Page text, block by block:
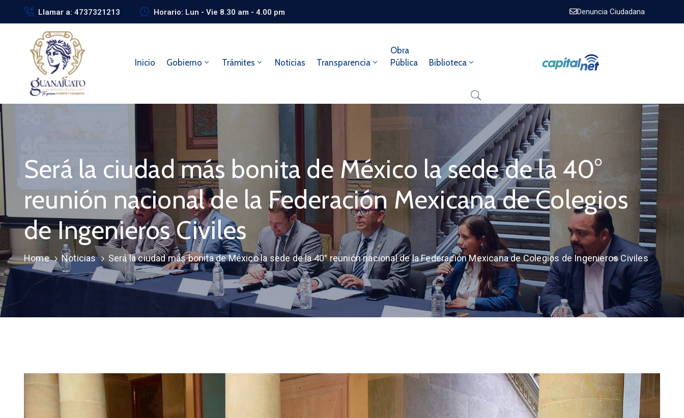
Llamar a: 4737321213 Horario: Lun - Vie 8.30 am - 4.00 pm Denuncia Ciudadana
Inicio Gobierno Trámites Noticias Transparencia
Obra
Pública
Biblioteca
Será la ciudad más bonita de México la sede de la 40°
reunión nacional de la Federación Mexicana de Colegios
de Ingenieros Civiles
Home Noticias Será la ciudad más bonita de México la sede de la 40° reunión nacional de la Federación Mexicana de Colegios de Ingenieros Civiles